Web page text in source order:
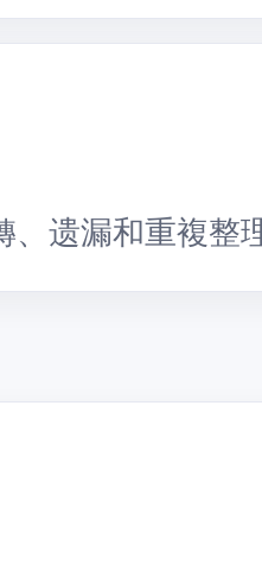
、遗漏和重複整